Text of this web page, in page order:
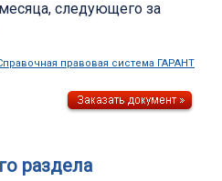
следующего за
правовая система ГАРАНТ
раздела